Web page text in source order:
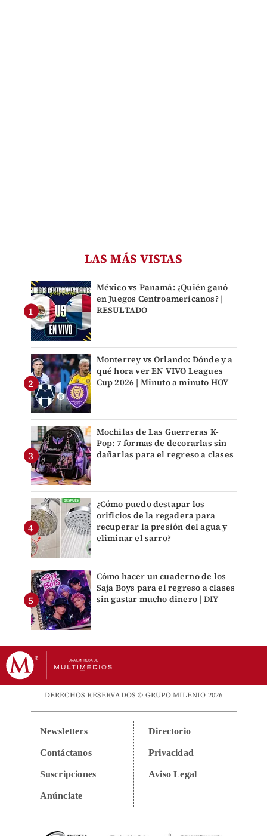
LAS MÁS VISTAS
México vs Panamá: ¿Quién ganó
en Juegos Centroamericanos? |
RESULTADO
Monterrey vs Orlando: Dónde y a
qué hora ver EN VIVO Leagues
Cup 2026 | Minuto a minuto HOY
Mochilas de Las Guerreras K-
Pop: 7 formas de decorarlas sin
dañarlas para el regreso a clases
¿Cómo puedo destapar los
orificios de la regadera para
recuperar la presión del agua y
eliminar el sarro?
Cómo hacer un cuaderno de los
Saja Boys para el regreso a clases
sin gastar mucho dinero | DIY
DERECHOS RESERVADOS © GRUPO MILENIO 2026
Newsletters
Contáctanos
Suscripciones
Anúnciate
Directorio
Privacidad
Aviso Legal